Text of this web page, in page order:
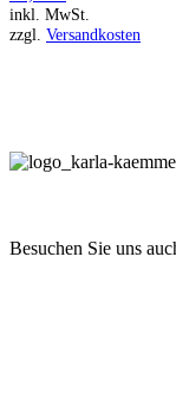
inkl. MwSt.
zzgl. Versandkosten
Besuchen Sie uns